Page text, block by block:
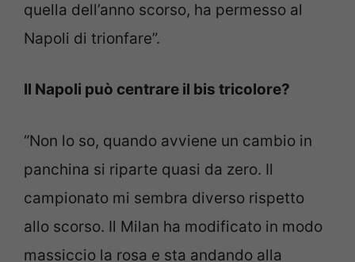
quella dell’anno scorso, ha permesso al
Napoli di trionfare”.
Il Napoli può centrare il bis tricolore?
“Non lo so, quando avviene un cambio in
panchina si riparte quasi da zero. Il
campionato mi sembra diverso rispetto
allo scorso. Il Milan ha modificato in modo
massiccio la rosa e sta andando alla